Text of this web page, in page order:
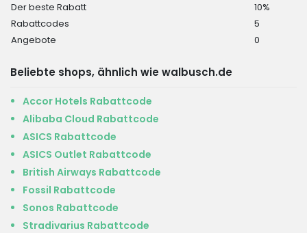
Der beste Rabatt
10%
Rabattcodes
5
Angebote
0
Beliebte shops, ähnlich wie walbusch.de
Accor Hotels Rabattcode
Alibaba Cloud Rabattcode
ASICS Rabattcode
ASICS Outlet Rabattcode
British Airways Rabattcode
Fossil Rabattcode
Sonos Rabattcode
Stradivarius Rabattcode